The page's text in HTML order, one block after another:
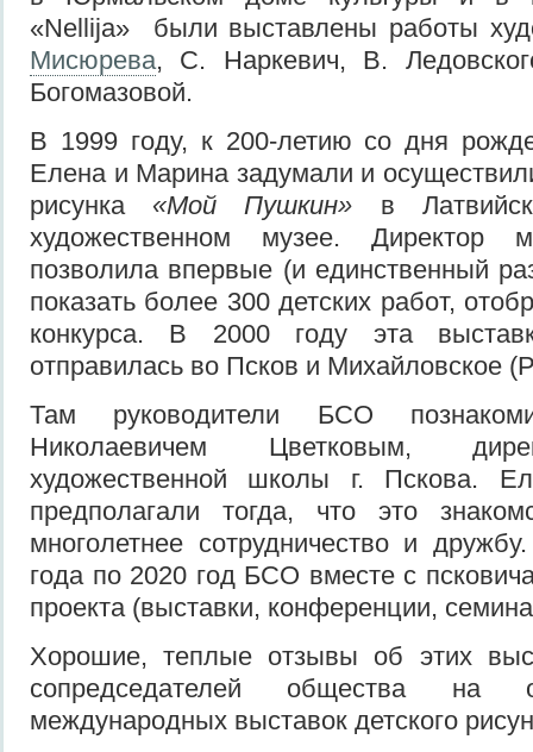
«Nellija» были выставлены работы
Мисюрева, С. Наркевич, В.
Богомазовой.
В 1999 году, к 200-летию со дня
Елена и Марина задумали и
рисунка «Мой Пушкин» в
художественном музее. Директор
позволила впервые (и единственный
показать более 300 детских работ,
конкурса. В 2000 году эта
отправилась во Псков и Михайловское
Там руководители БСО
Николаевичем Цветковым,
художественной школы г. Пскова.
предполагали тогда, что это
многолетнее сотрудничество и
года по 2020 год БСО вместе с
проекта (выставки, конференции,
Хорошие, теплые отзывы об этих
сопредседателей общества на
международных выставок детского